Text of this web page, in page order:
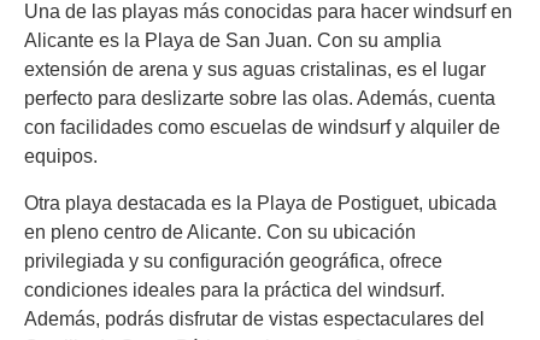
Una de las playas más conocidas para hacer windsurf en
Alicante es la Playa de San Juan. Con su amplia
extensión de arena y sus aguas cristalinas, es el lugar
perfecto para deslizarte sobre las olas. Además, cuenta
con facilidades como escuelas de windsurf y alquiler de
equipos.
Otra playa destacada es la Playa de Postiguet, ubicada
en pleno centro de Alicante. Con su ubicación
privilegiada y su configuración geográfica, ofrece
condiciones ideales para la práctica del windsurf.
Además, podrás disfrutar de vistas espectaculares del